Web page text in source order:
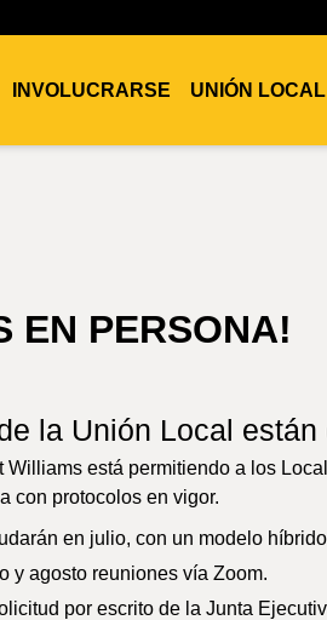
INVOLUCRARSE UNIÓN LOCAL
EN PERSONA!
la Unión Local están
Williams está permitiendo a los
con protocolos en vigor.
en julio, con un modelo
y agosto reuniones vía Zoom.
por escrito de la Junta